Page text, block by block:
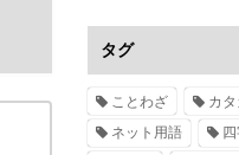
タグ
ことわざ カ
ネット用語